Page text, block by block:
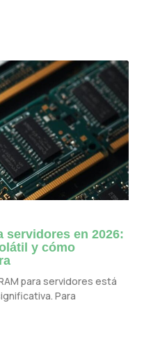
servidores en 2026:
y cómo
para servidores está
Para